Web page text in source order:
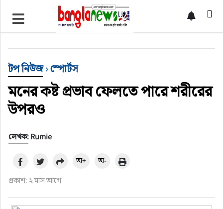
টপ নিউজ
ইন্টারন্যাশনাল
সিলেট বিভাগ
স্পোর্টস
মার্কিন যুক্তরাষ্ট্র
টপ নিউজ›স্পোর্টস
মনের কষ্ট প্রভাব ফেলতে পারে শরীরের
উপরও
লেখক: Rumie
প্রকাশ: ২ মাস আগে
অ+ অ-